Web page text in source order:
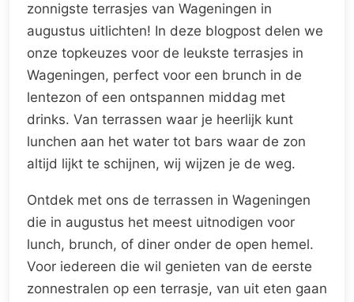
zonnigste terrasjes van Wageningen in
augustus uitlichten! In deze blogpost delen we
onze topkeuzes voor de leukste terrasjes in
Wageningen, perfect voor een brunch in de
lentezon of een ontspannen middag met
drinks. Van terrassen waar je heerlijk kunt
lunchen aan het water tot bars waar de zon
altijd lijkt te schijnen, wij wijzen je de weg.
Ontdek met ons de terrassen in Wageningen
die in augustus het meest uitnodigen voor
lunch, brunch, of diner onder de open hemel.
Voor iedereen die wil genieten van de eerste
zonnestralen op een terrasje, van uit eten gaan